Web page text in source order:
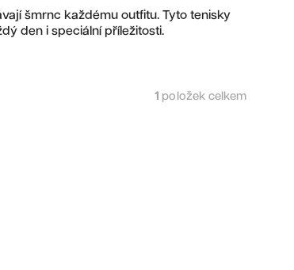
šmrnc každému outfitu. Tyto tenisky
den i speciální příležitosti.
1 položek celkem